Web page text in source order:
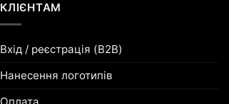
КЛІЄНТАМ
Вхід / реєстрація (B2B)
Нанесення логотипів
Оплата